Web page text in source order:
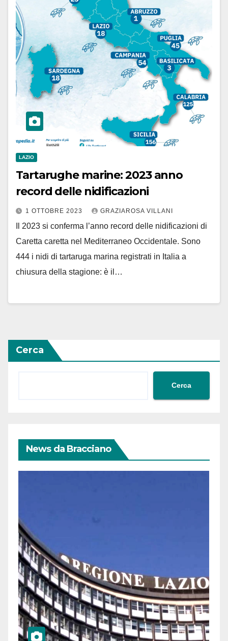
LAZIO
Tartarughe marine: 2023 anno
record delle nidificazioni
1 OTTOBRE 2023 GRAZIAROSA VILLANI
Il 2023 si conferma l’anno record delle nidificazioni di
Caretta caretta nel Mediterraneo Occidentale. Sono
444 i nidi di tartaruga marina registrati in Italia a
chiusura della stagione: è il…
Cerca
Cerca
News da Bracciano